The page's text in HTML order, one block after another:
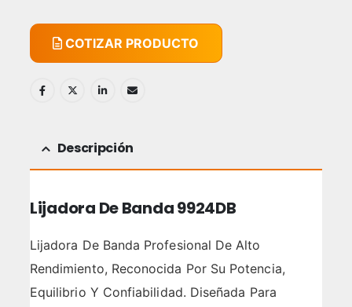
COTIZAR PRODUCTO
Descripción
Lijadora De Banda 9924DB
Lijadora De Banda Profesional De Alto
Rendimiento, Reconocida Por Su Potencia,
Equilibrio Y Confiabilidad. Diseñada Para